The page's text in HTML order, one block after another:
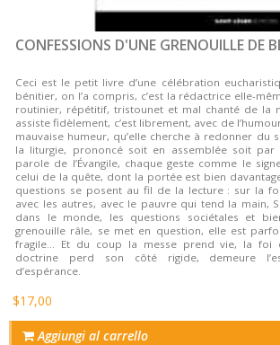
CONFESSIONS D'UNE GRENOUILLE DE
Ceci est le petit livre d’une célébration
bénitier, on l’a compris, c’est la rédactrice elle-
routinier, répétitif, tristounet et mal chanté de la
assiste fidèlement, c’est librement, avec de
mauvaise humeur, qu’elle cherche à redonner du
la liturgie, prononcé soit en assemblée soit par
parole de l’Évangile, chaque geste comme le
celui de la quête, dont la portée est bien
questions se posent au fil de la lecture : sur la
avec les autres, avec le pauvre qui tend la main,
dans le monde, les questions sociétales et
grenouille râle, se met en question, elle est
fragile… Et du coup la messe prend vie, la foi
doctrine perd son côté rigide, demeure
d’espérance.
$17,00
Aggiungi al carrello